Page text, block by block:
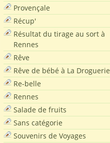
Provençale
Récup'
Résultat du tirage au sort à
Rennes
Rêve
Rêve de bébé à La Droguerie
Re-belle
Rennes
Salade de fruits
Sans catégorie
Souvenirs de Voyages